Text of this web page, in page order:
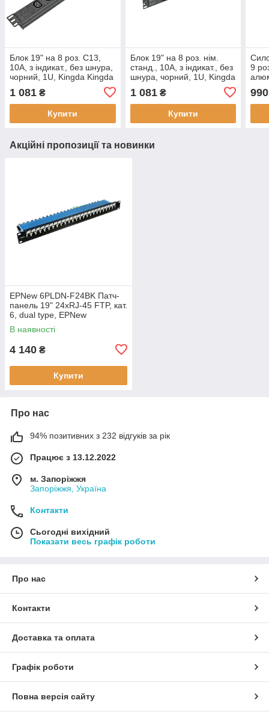
Блок 19" на 8 роз. С13,
10А, з індикат., без шнура,
чорний, 1U, Kingda Kingda
C14, 220-250В, 50-60Гц
1 081 ₴
Купити
Блок 19" на 8 роз. нім.
станд., 10А, з індикат., без
шнура, чорний, 1U, Kingda
GER(16)N1008WKPB19A-
C14, 220-250В
1 081₴
Купити
9
990
Акційні пропозиції та новинки
EPNew 6PLDN-F24BK Патч-
панель 19" 24xRJ-45 FTP, кат.
6, dual type, EPNew
В наявності
4 140 ₴
Купити
Про нас
94% позитивних з 232 відгуків за рік
Працює з 13.12.2022
м. Запоріжжя
Запоріжжя, Україна
Контакти
Сьогодні вихідний
Показати весь графік роботи
Про нас
Контакти
Доставка та оплата
Графік роботи
Повна версія сайту